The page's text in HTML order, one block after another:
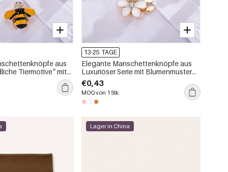
aus
Tiermotive“ mit
verschiedenen
13-25 TAGE
Elegante Manschettenknöpfe aus
Luxuriöser Serie mit Blumenmuster
und Strasssteinen in verschiedenen
Farben
€0,43
MOQ von 1 Stk.
Lager in China